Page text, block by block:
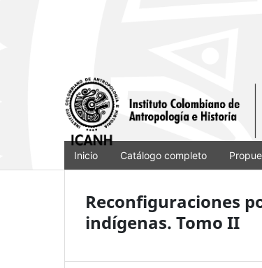
Inicio Catálogo completo
Reconfiguraciones
indígenas. Tomo II